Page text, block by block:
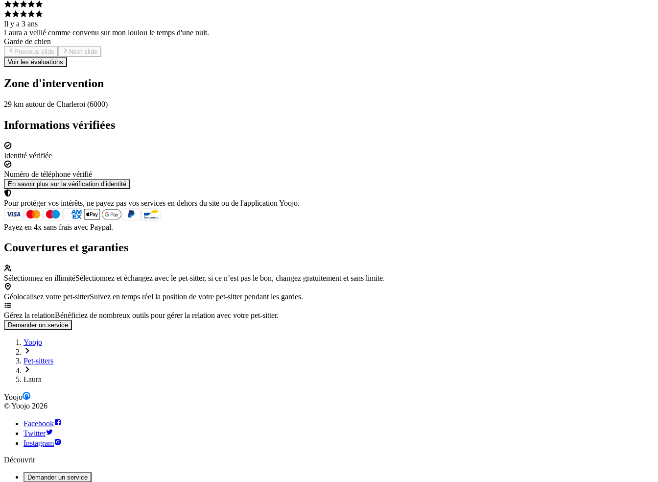
Il y a 3 ans
Laura a veillé comme convenu sur mon loulou le temps d'une nuit.
Garde de chien
Previous slide
Next slide
Voir les évaluations
Zone d'intervention
29 km autour de Charleroi (6000)
Informations vérifiées
Identité vérifiée
Numéro de téléphone vérifié
En savoir plus sur la vérification d’identité
Pour protéger vos intérêts, ne payez pas vos services en dehors du site ou de l'application Yoojo.
Payez en 4x sans frais avec Paypal.
Couvertures et garanties
Sélectionnez en illimitéSélectionnez et échangez avec le pet-sitter, si ce n’est pas le bon, changez gratuitement et sans limite.
Géolocalisez votre pet-sitterSuivez en temps réel la position de votre pet-sitter pendant les gardes.
Gérez la relationBénéficiez de nombreux outils pour gérer la relation avec votre pet-sitter.
Demander un service
Yoojo
Pet-sitters
Laura
Yoojo
©Yoojo 2026
Facebook
Twitter
Instagram
Découvrir
Demander un service